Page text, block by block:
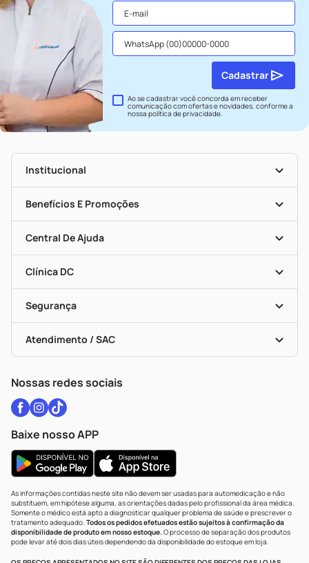
Ao se cadastrar você concorda em receber
comunicação com ofertas e novidades, conforme a
nossapolítica de privacidade.
Cadastrar
Institucional
Nossas Lojas
Seja Uma Loja Parceira
Mapa De Categorias
Benefícios E Promoções
Convênios
Programa Popular Do Brasil
Encarte De Ofertas
Dermaclub
Cupons E Ofertas
Black Friday
Central De Ajuda
Recompra Programada
Alomed
Formas De Pagamento
Troca E Devolução
Bulas De A A Z
Políticas De Marketplace
Clínica DC
Serviços Farmacêuticos
Testes Rápidos
Autoteste Covid-19
Vacinas
Segurança
Portal Da Privacidade
Atendimento / SAC
Nossas redes sociais
Baixe nosso APP
As informações contidas neste site não devem ser usadas para automedicação e não
substituem, em hipótese alguma, as orientações dadas pelo profissional da área médica.
Somente o médico está apto a diagnosticar qualquer problema de saúde e prescrever o
tratamento adequado. Todos os pedidos efetuados estão sujeitos à confirmação da
disponibilidade de produto em nosso estoque.O processo de separação dos produtos
pode levar até dois dias úteis dependendo da disponibilidade do estoque em loja.